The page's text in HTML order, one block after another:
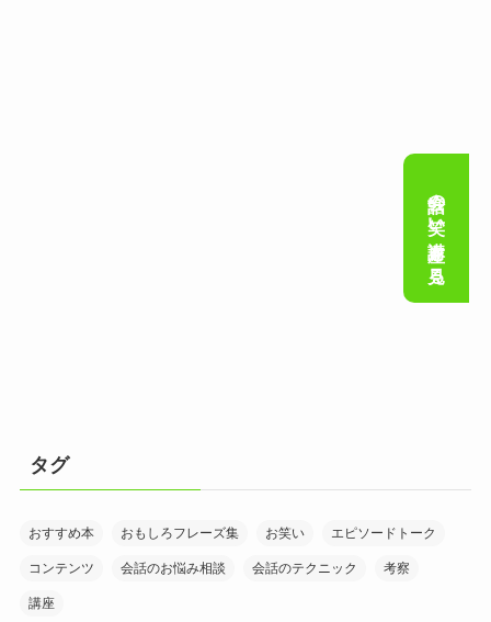
タグ
おすすめ本 おもしろフレーズ集 お笑い エピソードトーク
コンテンツ 会話のお悩み相談 会話のテクニック 考察
講座
会話の笑い講座を見る